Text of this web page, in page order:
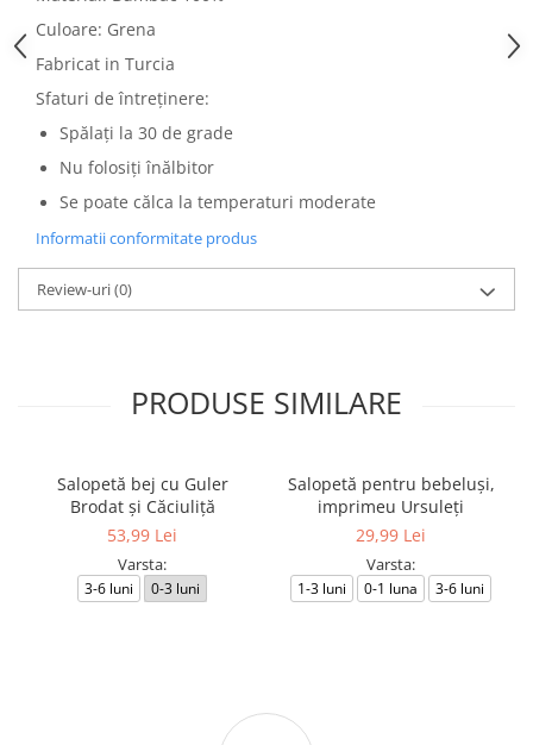
Culoare: Grena
Fabricat in Turcia
Sfaturi de întreținere:
Spălați la 30 de grade
Nu folosiți înălbitor
Se poate călca la temperaturi moderate
Informatii conformitate produs
Review-uri(0)
PRODUSE SIMILARE
Salopetă bej cu Guler
Brodat și Căciuliță
53,99 Lei
Varsta:
3-6 luni 0-3 luni
Salopetă pentru bebeluși,
imprimeu Ursuleți
29,99 Lei
Varsta:
1-3 luni 0-1 luna 3-6 luni